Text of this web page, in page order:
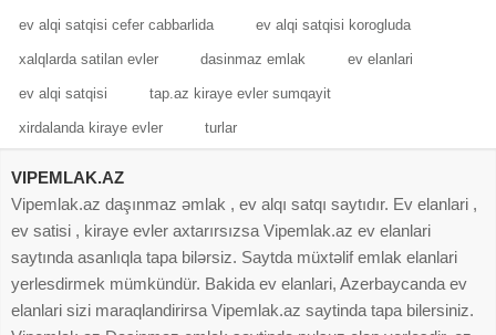
ev alqi satqisi cefer cabbarlida ev alqi satqisi korogluda
xalqlarda satilan evler dasinmaz emlak ev elanlari
ev alqi satqisi tap.az kiraye evler sumqayit
xirdalanda kiraye evler turlar
VIPEMLAK.AZ
Vipemlak.az daşınmaz əmlak , ev alqı satqı saytıdır. Ev elanlari ,
ev satisi , kiraye evler axtarırsızsa Vipemlak.az ev elanlari
saytında asanlıqla tapa bilərsiz. Saytda müxtəlif emlak elanlari
yerlesdirmek mümkündür. Bakida ev elanlari, Azerbaycanda ev
elanlari sizi maraqlandirirsa Vipemlak.az saytinda tapa bilersiniz.